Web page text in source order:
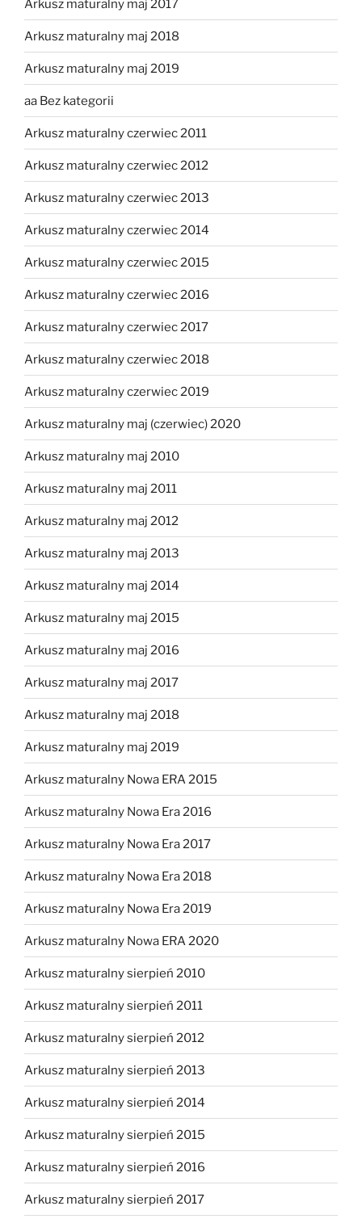
Arkusz maturalny maj 2017
Arkusz maturalny maj 2018
Arkusz maturalny maj 2019
aa Bez kategorii
Arkusz maturalny czerwiec 2011
Arkusz maturalny czerwiec 2012
Arkusz maturalny czerwiec 2013
Arkusz maturalny czerwiec 2014
Arkusz maturalny czerwiec 2015
Arkusz maturalny czerwiec 2016
Arkusz maturalny czerwiec 2017
Arkusz maturalny czerwiec 2018
Arkusz maturalny czerwiec 2019
Arkusz maturalny maj (czerwiec) 2020
Arkusz maturalny maj 2010
Arkusz maturalny maj 2011
Arkusz maturalny maj 2012
Arkusz maturalny maj 2013
Arkusz maturalny maj 2014
Arkusz maturalny maj 2015
Arkusz maturalny maj 2016
Arkusz maturalny maj 2017
Arkusz maturalny maj 2018
Arkusz maturalny maj 2019
Arkusz maturalny Nowa ERA 2015
Arkusz maturalny Nowa Era 2016
Arkusz maturalny Nowa Era 2017
Arkusz maturalny Nowa Era 2018
Arkusz maturalny Nowa Era 2019
Arkusz maturalny Nowa ERA 2020
Arkusz maturalny sierpień 2010
Arkusz maturalny sierpień 2011
Arkusz maturalny sierpień 2012
Arkusz maturalny sierpień 2013
Arkusz maturalny sierpień 2014
Arkusz maturalny sierpień 2015
Arkusz maturalny sierpień 2016
Arkusz maturalny sierpień 2017